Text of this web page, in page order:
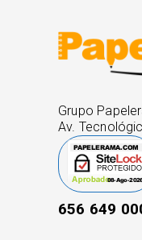
Grupo
Av.
656 649